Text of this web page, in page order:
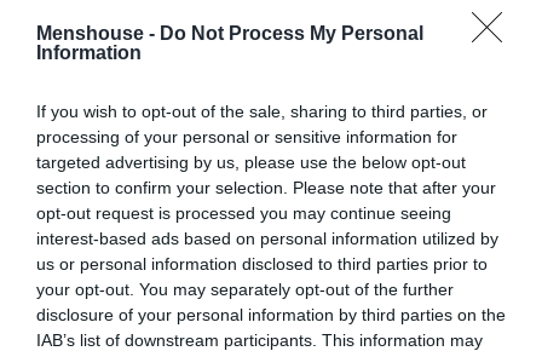
Menshouse - Do Not Process My Personal
Information
If you wish to opt-out of the sale, sharing to third parties, or
processing of your personal or sensitive information for
targeted advertising by us, please use the below opt-out
section to confirm your selection. Please note that after your
opt-out request is processed you may continue seeing
interest-based ads based on personal information utilized by
us or personal information disclosed to third parties prior to
your opt-out. You may separately opt-out of the further
disclosure of your personal information by third parties on the
IAB’s list of downstream participants. This information may